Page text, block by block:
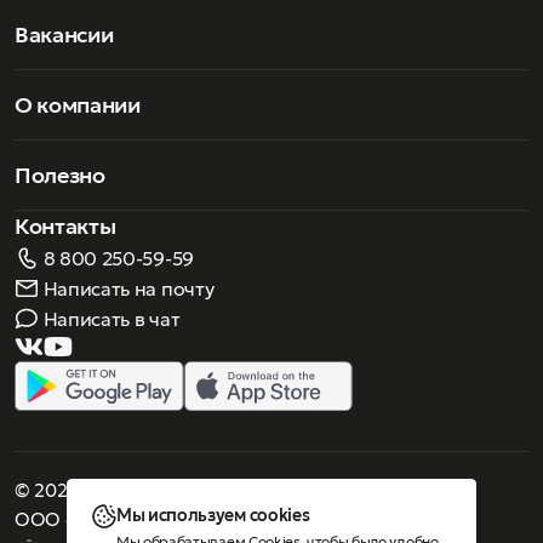
Вакансии
О компании
Полезно
Контакты
8 800 250-59-59
Написать на почту
Написать в чат
© 2026 Роскошное зрение. Все права защищены
ООО «Люнеттес-оптика»
Мы используем cookies